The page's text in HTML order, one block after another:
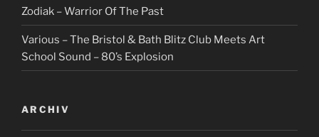
Zodiak – Warrior Of The Past
Various – The Bristol & Bath Blitz Club Meets Art
School Sound – 80’s Explosion
ARCHIV